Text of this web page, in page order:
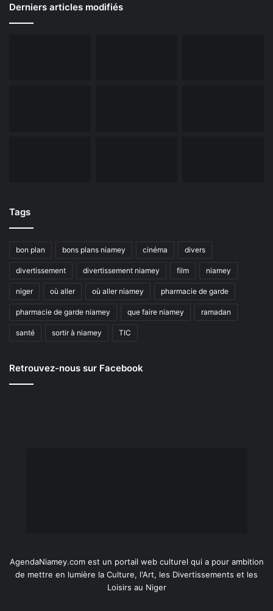
Derniers articles modifiés
Tags
bon plan bons plans niamey cinéma divers
divertissement divertissement niamey film niamey
niger où aller où aller niamey pharmacie de garde
pharmacie de garde niamey que faire niamey ramadan
santé sortir à niamey TIC
Retrouvez-nous sur Facebook
AgendaNiamey.com est un portail web culturel qui a pour ambition
de mettre en lumière la Culture, l'Art, les Divertissements et les
Loisirs au Niger